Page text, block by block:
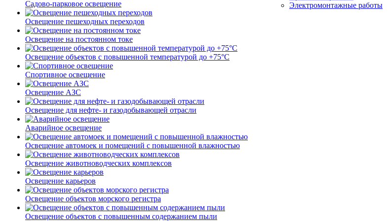
Садово-парковое освещение
Освещение пешеходных переходов
Освещение на постоянном токе
Освещение объектов с повышенной температурой до +75°C
Спортивное освещение
Освещение АЗС
Освещение для нефте- и газодобывающей отрасли
Аварийное освещение
Освещение автомоек и помещений с повышенной влажностью
Освещение животноводческих комплексов
Освещение карьеров
Освещение объектов морского регистра
Освещение объектов с повышенным содержанием пыли
Электромонтажные работы